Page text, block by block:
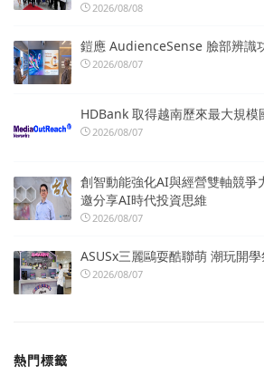
2026/08/08
鎧應 AudienceSense 臉部辨識
2026/08/07
HDBank 取得越南歷來最大規模
2026/08/07
創智動能強化AI與經營雙軸競爭
邀分享AI時代投資思維
2026/08/07
ASUSx三麗鷗耍酷聯萌 潮玩開學
2026/08/07
熱門標籤